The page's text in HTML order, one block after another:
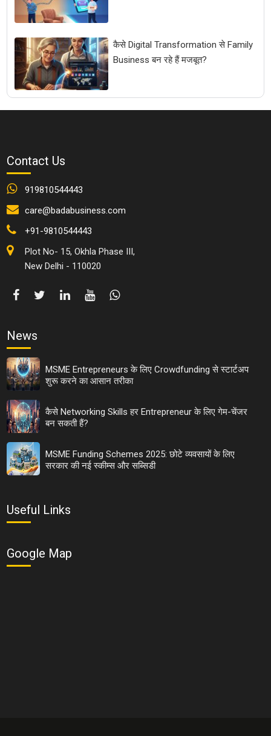
कैसे Digital Transformation से Family
Business बन रहे हैं मजबूत?
Contact Us
919810544443
care@badabusiness.com
+91-9810544443
Plot No- 15, Okhla Phase III,
New Delhi - 110020
News
MSME Entrepreneurs के लिए Crowdfunding से स्टार्टअप
शुरू करने का आसान तरीका
कैसे Networking Skills हर Entrepreneur के लिए गेम-चेंजर
बन सकती हैं?
MSME Funding Schemes 2025: छोटे व्यवसायों के लिए
सरकार की नई स्कीम्स और सब्सिडी
Useful Links
Google Map